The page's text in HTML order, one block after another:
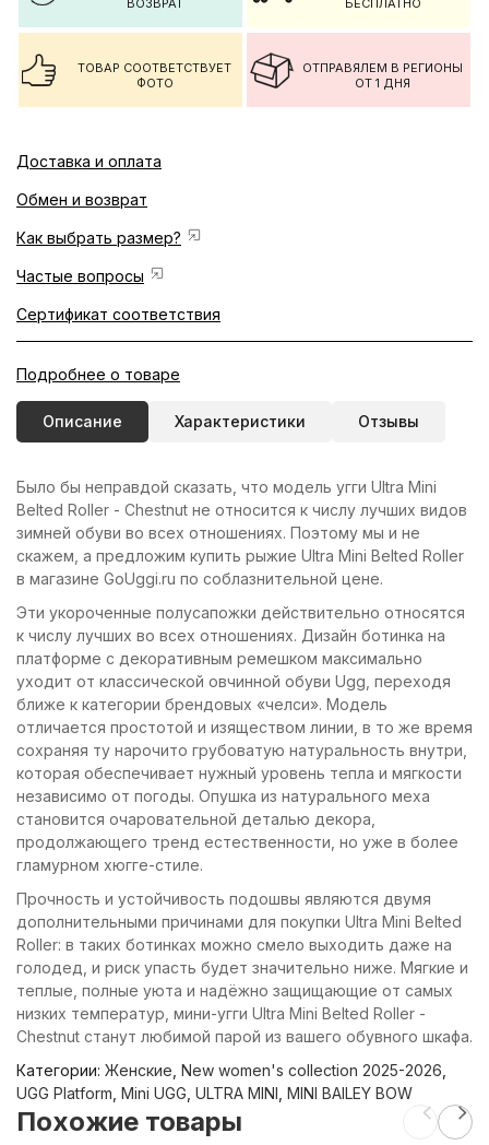
ВОЗВРАТ БЕСПЛАТНО
ТОВАР СООТВЕТСТВУЕТ
ФОТО
ОТПРАВЯЛЕМ В РЕГИОНЫ
ОТ 1 ДНЯ
Доставка и оплата
Обмен и возврат
Как выбрать размер?
Частые вопросы
Сертификат соответствия
Подробнее о товаре
Описание Характеристики Отзывы
Было бы неправдой сказать, что модель угги Ultra Mini
Belted Roller - Chestnut не относится к числу лучших видов
зимней обуви во всех отношениях. Поэтому мы и не
скажем, а предложим купить рыжие Ultra Mini Belted Roller
в магазине GoUggi.ru по соблазнительной цене.
Эти укороченные полусапожки действительно относятся
к числу лучших во всех отношениях. Дизайн ботинка на
платформе с декоративным ремешком максимально
уходит от классической овчинной обуви Ugg, переходя
ближе к категории брендовых «челси». Модель
отличается простотой и изяществом линии, в то же время
сохраняя ту нарочито грубоватую натуральность внутри,
которая обеспечивает нужный уровень тепла и мягкости
независимо от погоды. Опушка из натурального меха
становится очаровательной деталью декора,
продолжающего тренд естественности, но уже в более
гламурном хюгге-стиле.
Прочность и устойчивость подошвы являются двумя
дополнительными причинами для покупки Ultra Mini Belted
Roller: в таких ботинках можно смело выходить даже на
голодед, и риск упасть будет значительно ниже. Мягкие и
теплые, полные уюта и надёжно защищающие от самых
низких температур, мини-угги Ultra Mini Belted Roller -
Chestnut станут любимой парой из вашего обувного шкафа.
Категории: Женские New women's collection 2025-2026
UGG Platform Mini UGG ULTRA MINI MINI BAILEY BOW
Похожие товары